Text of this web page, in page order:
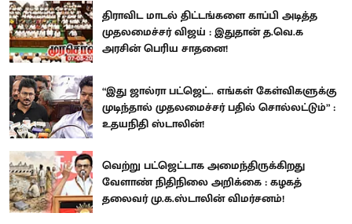
திராவிட மாடல் திட்டங்களை காப்பி அடித்த
முதலமைச்சர் விஜய் : இதுதான் த.வெ.க
அரசின் பெரிய சாதனை!
“இது ஜால்ரா பட்ஜெட்.. எங்கள் கேள்விகளுக்கு
முடிந்தால் முதலமைச்சர் பதில் சொல்லட்டும்” :
உதயநிதி ஸ்டாலின்!
வெற்று பட்ஜெட்டாக அமைந்திருக்கிறது
வேளாண் நிதிநிலை அறிக்கை : கழகத்
தலைவர் மு.க.ஸ்டாலின் விமர்சனம்!